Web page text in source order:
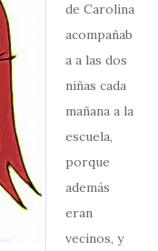
de Carolina
acompañab
a a las dos
niñas cada
mañana a la
escuela,
porque
además
eran
vecinos, y